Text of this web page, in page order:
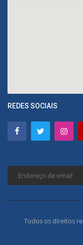
REDES SOCIAIS
Todos os direitos